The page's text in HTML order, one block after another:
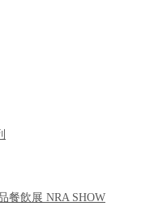
餐飲展 NRA SHOW